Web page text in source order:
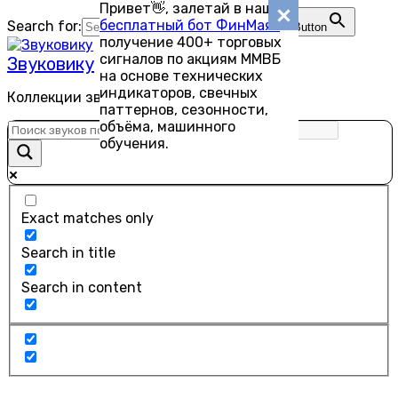
Привет👋, залетай в наш
бесплатный бот ФинМаяк—
получение 400+ торговых
сигналов по акциям ММВБ
на основе технических
индикаторов, свечных
паттернов, сезонности,
объёма, машинного
обучения.
к
содержанию
Search for: Search Button
Звуковику
Коллекции звуков для скачивания
Exact matches only
Search in title
Search in content